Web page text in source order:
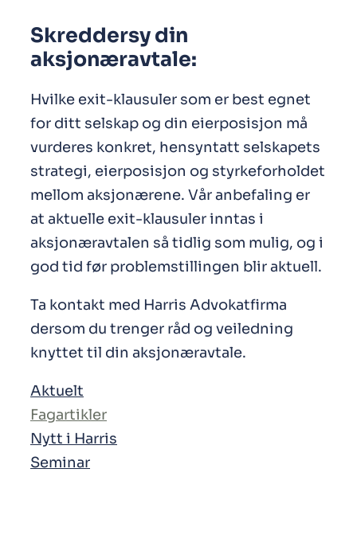
Skreddersy din
aksjonæravtale:
Hvilke exit-klausuler som er best egnet
for ditt selskap og din eierposisjon må
vurderes konkret, hensyntatt selskapets
strategi, eierposisjon og styrkeforholdet
mellom aksjonærene. Vår anbefaling er
at aktuelle exit-klausuler inntas i
aksjonæravtalen så tidlig som mulig, og i
god tid før problemstillingen blir aktuell.
Ta kontakt med Harris Advokatfirma
dersom du trenger råd og veiledning
knyttet til din aksjonæravtale.
Aktuelt
Fagartikler
Nytt i Harris
Seminar